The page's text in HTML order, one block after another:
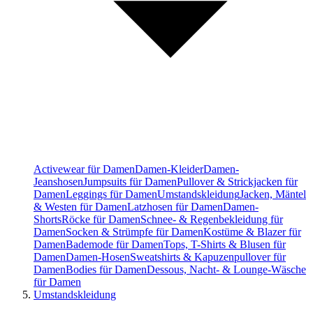
Activewear für DamenDamen-KleiderDamen-
JeanshosenJumpsuits für DamenPullover & Strickjacken für
DamenLeggings für DamenUmstandskleidungJacken, Mäntel
& Westen für DamenLatzhosen für DamenDamen-
ShortsRöcke für DamenSchnee- & Regenbekleidung für
DamenSocken & Strümpfe für DamenKostüme & Blazer für
DamenBademode für DamenTops, T-Shirts & Blusen für
DamenDamen-HosenSweatshirts & Kapuzenpullover für
DamenBodies für DamenDessous, Nacht- & Lounge-Wäsche
für Damen
Umstandskleidung